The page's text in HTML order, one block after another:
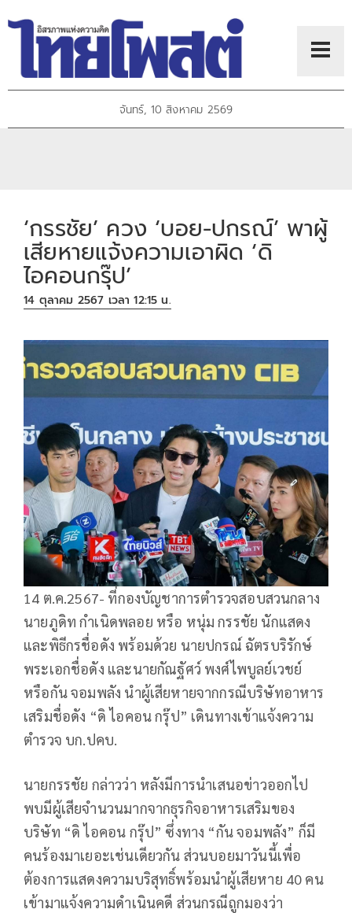
จันทร์, 10 สิงหาคม 2569
‘กรรชัย’ ควง ‘บอย-ปกรณ์’ พาผู้
เสียหายแจ้งความเอาผิด ‘ดิ
ไอคอนกรุ๊ป’
14 ตุลาคม 2567 เวลา 12:15 น.
14 ต.ค.2567- ที่กองบัญชาการตํารวจสอบสวนกลาง
นายภูดิท กำเนิดพลอย หรือ หนุ่ม กรรชัย นักแสดง
และพิธีกรชื่อดัง พร้อมด้วย นายปกรณ์ ฉัตรบริรักษ์
พระเอกชื่อดัง และนายกัณฐัศว์ พงศ์ไพบูลย์เวชย์
หรือกัน จอมพลัง นําผู้เสียหายจากกรณีบริษัทอาหาร
เสริมชื่อดัง “ดิ ไอคอน กรุ๊ป” เดินทางเข้าแจ้งความ
ตํารวจ บก.ปคบ.
นายกรรชัย กล่าวว่า หลังมีการนําเสนอข่าวออกไป
พบมีผู้เสียจํานวนมากจากธุรกิจอาหารเสริมของ
บริษัท “ดิ ไอคอน กรุ๊ป” ซึ่งทาง “กัน จอมพลัง” ก็มี
คนร้องมาเยอะเช่นเดียวกัน ส่วนบอยมาวันนี้เพื่อ
ต้องการแสดงความบริสุทธิ์พร้อมนําผู้เสียหาย 40 คน
เข้ามาแจ้งความดําเนินคดี ส่วนกรณีถูกมองว่า